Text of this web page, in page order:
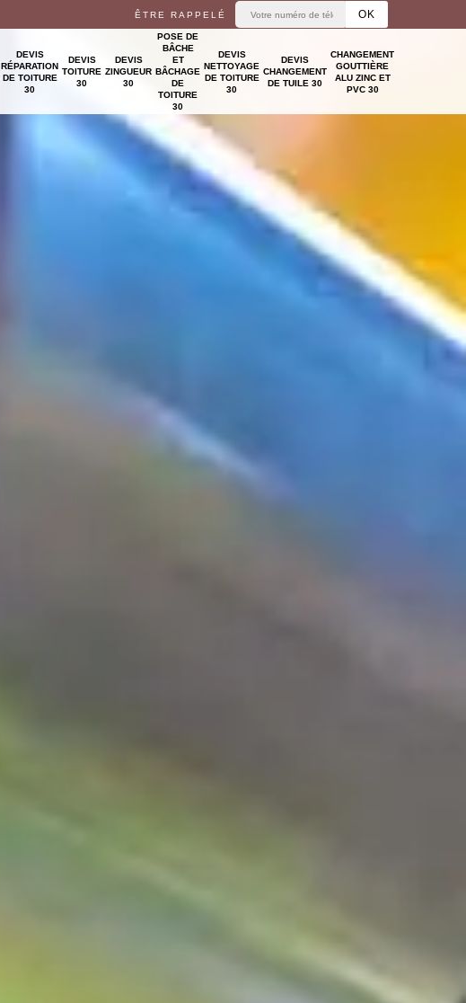
ÊTRE RAPPELÉ
DEVIS
RÉPARATION
DE TOITURE
30
DEVIS
TOITURE
30
DEVIS
ZINGUEUR
30
POSE DE
BÂCHE
ET
BÂCHAGE
DE
TOITURE
30
DEVIS
NETTOYAGE
DE TOITURE
30
DEVIS
CHANGEMENT
DE TUILE 30
CHANGEMENT
GOUTTIÈRE
ALU ZINC ET
PVC 30